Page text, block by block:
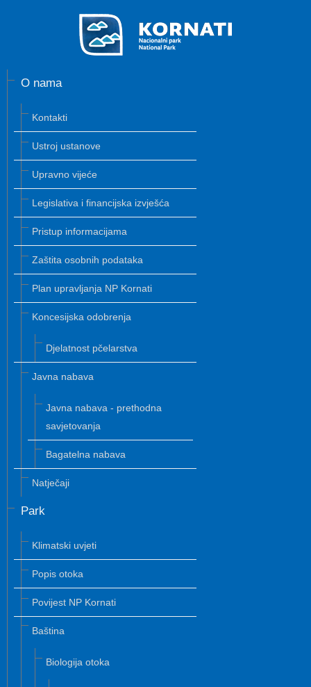
O nama
Kontakti
Ustroj ustanove
Upravno vijeće
Legislativa i financijska izvješća
Pristup informacijama
Zaštita osobnih podataka
Plan upravljanja NP Kornati
Koncesijska odobrenja
Djelatnost pčelarstva
Javna nabava
Javna nabava - prethodna
savjetovanja
Bagatelna nabava
Natječaji
Park
Klimatski uvjeti
Popis otoka
Povijest NP Kornati
Baština
Biologija otoka